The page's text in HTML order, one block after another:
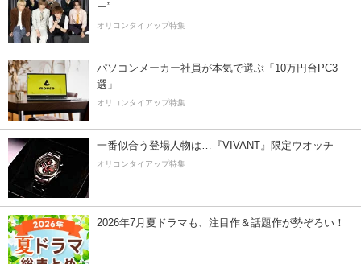
ー”
オリコンタイアップ特集
パソコンメーカー社員が本気で選ぶ「10万円台PC3
選」
オリコンタイアップ特集
一番似合う登場人物は…『VIVANT』限定ウオッチ
オリコンタイアップ特集
2026年7月夏ドラマも、注目作＆話題作が勢ぞろい！